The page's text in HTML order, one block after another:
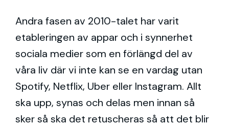
Andra fasen av 2010-talet har varit
etableringen av appar och i synnerhet
sociala medier som en förlängd del av
våra liv där vi inte kan se en vardag utan
Spotify, Netflix, Uber eller Instagram. Allt
ska upp, synas och delas men innan så
sker så ska det retuscheras så att det blir